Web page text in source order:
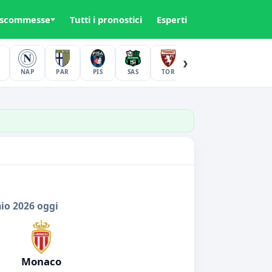
Tutti i pronostici Esperti
NAP PAR PIS SAS TOR
›
2026 oggi
Monaco